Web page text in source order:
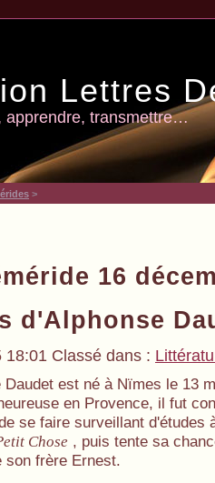
Lettres
apprendre, transmettre…
>
16
d'Alphonse
18:01 Classé dans :
Daudet est né à Nïmes le 13
en Provence, il fut
se faire surveillant d'études
Chose , puis tente sa
son frère Ernest.